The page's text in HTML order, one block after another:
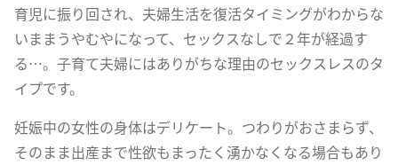
育児に振り回され、夫婦生活を復活タイミングがわからな
いままうやむやになって、セックスなしで２年が経過す
る…。子育て夫婦にはありがちな理由のセックスレスのタ
イプです。
妊娠中の女性の身体はデリケート。つわりがおさまらず、
そのまま出産まで性欲もまったく湧かなくなる場合もあり